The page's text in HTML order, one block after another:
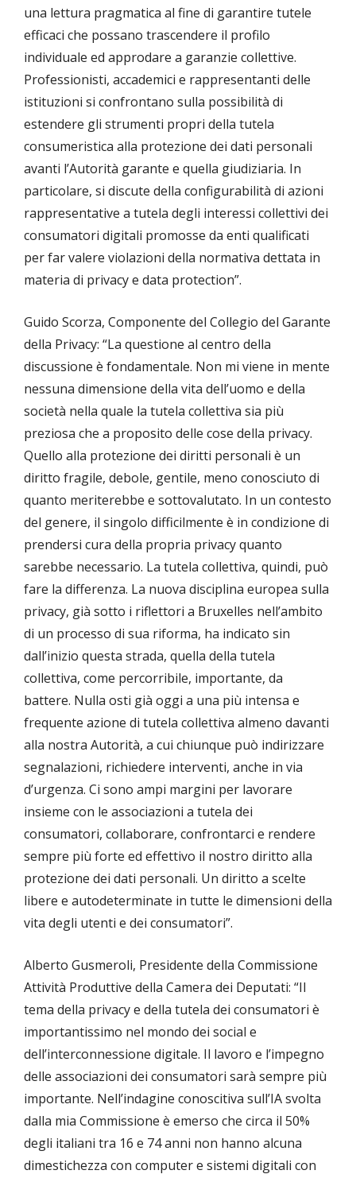
una lettura pragmatica al fine di garantire tutele
efficaci che possano trascendere il profilo
individuale ed approdare a garanzie collettive.
Professionisti, accademici e rappresentanti delle
istituzioni si confrontano sulla possibilità di
estendere gli strumenti propri della tutela
consumeristica alla protezione dei dati personali
avanti l’Autorità garante e quella giudiziaria. In
particolare, si discute della configurabilità di azioni
rappresentative a tutela degli interessi collettivi dei
consumatori digitali promosse da enti qualificati
per far valere violazioni della normativa dettata in
materia di privacy e data protection”.
Guido Scorza, Componente del Collegio del Garante
della Privacy: “La questione al centro della
discussione è fondamentale. Non mi viene in mente
nessuna dimensione della vita dell’uomo e della
società nella quale la tutela collettiva sia più
preziosa che a proposito delle cose della privacy.
Quello alla protezione dei diritti personali è un
diritto fragile, debole, gentile, meno conosciuto di
quanto meriterebbe e sottovalutato. In un contesto
del genere, il singolo difficilmente è in condizione di
prendersi cura della propria privacy quanto
sarebbe necessario. La tutela collettiva, quindi, può
fare la differenza. La nuova disciplina europea sulla
privacy, già sotto i riflettori a Bruxelles nell’ambito
di un processo di sua riforma, ha indicato sin
dall’inizio questa strada, quella della tutela
collettiva, come percorribile, importante, da
battere. Nulla osti già oggi a una più intensa e
frequente azione di tutela collettiva almeno davanti
alla nostra Autorità, a cui chiunque può indirizzare
segnalazioni, richiedere interventi, anche in via
d’urgenza. Ci sono ampi margini per lavorare
insieme con le associazioni a tutela dei
consumatori, collaborare, confrontarci e rendere
sempre più forte ed effettivo il nostro diritto alla
protezione dei dati personali. Un diritto a scelte
libere e autodeterminate in tutte le dimensioni della
vita degli utenti e dei consumatori”.
Alberto Gusmeroli, Presidente della Commissione
Attività Produttive della Camera dei Deputati: “Il
tema della privacy e della tutela dei consumatori è
importantissimo nel mondo dei social e
dell’interconnessione digitale. Il lavoro e l’impegno
delle associazioni dei consumatori sarà sempre più
importante. Nell’indagine conoscitiva sull’IA svolta
dalla mia Commissione è emerso che circa il 50%
degli italiani tra 16 e 74 anni non hanno alcuna
dimestichezza con computer e sistemi digitali con